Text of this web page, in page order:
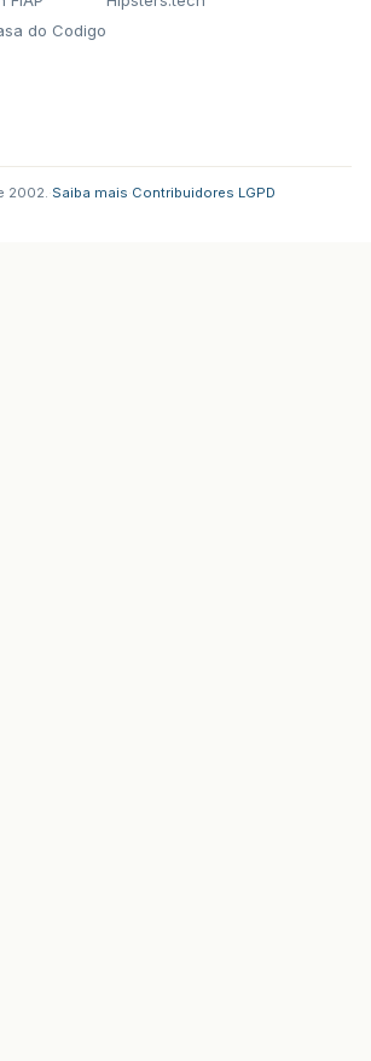
do Codigo
2002. Saiba mais Contribuidores LGPD